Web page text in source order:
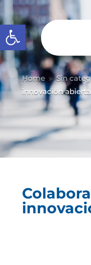
Abrir barra de
Home 9 Sin
innovación abierta